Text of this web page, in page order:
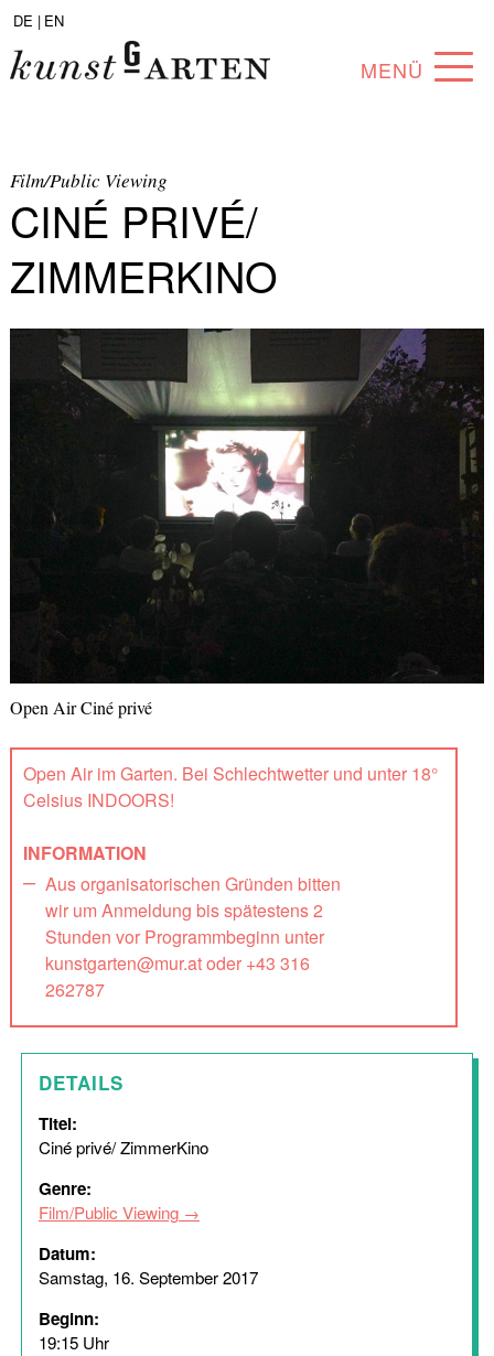
DE | EN
MENÜ
SAMMLUNG
KÜNSTLER*INNEN
PARTNER*INNEN
ANGEBOTE
Film/Public Viewing
CINÉ PRIVÉ/
ZIMMERKINO
Open Air Ciné privé
Open Air im Garten. Bei Schlechtwetter und unter 18°
Celsius INDOORS!
INFORMATION
Aus organisatorischen Gründen bitten
wir um Anmeldung bis spätestens 2
Stunden vor Programmbeginn unter
kunstgarten@mur.at oder +43 316
262787
DETAILS
Titel:
Ciné privé/ ZimmerKino
Genre:
Film/Public Viewing
Datum:
Samstag, 16. September 2017
Beginn:
19:15 Uhr